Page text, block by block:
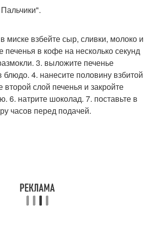
миске взбейте сыр, сливки, молоко и
печенья в кофе на несколько секунд
3. выложите печенье
4. нанесите половину взбитой
слой печенья и закройте
6. натрите шоколад. 7. поставьте в
часов перед подачей.